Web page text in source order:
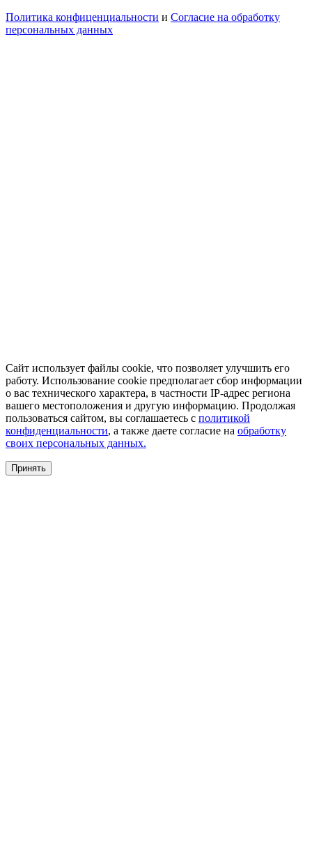
Политика конфиценциальности и Согласие на обработку
персональных данных
Сайт использует файлы cookie, что позволяет улучшить его
работу. Использование cookie предполагает сбор информации
о вас технического характера, в частности IP-адрес региона
вашего местоположения и другую информацию. Продолжая
пользоваться сайтом, вы соглашаетесь с политикой
конфиденциальности, а также даете согласие на обработку
своих персональных данных.
Принять